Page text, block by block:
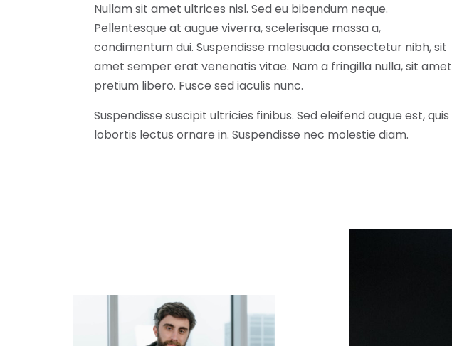
Nullam sit amet ultrices nisl. Sed eu bibendum neque.
Pellentesque at augue viverra, scelerisque massa a,
condimentum dui. Suspendisse malesuada consectetur nibh, sit
amet semper erat venenatis vitae. Nam a fringilla nulla, sit amet
pretium libero. Fusce sed iaculis nunc.
Suspendisse suscipit ultricies finibus. Sed eleifend augue est, quis
lobortis lectus ornare in. Suspendisse nec molestie diam.